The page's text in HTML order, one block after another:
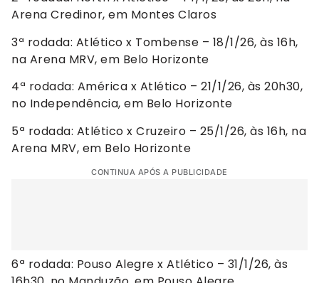
Arena Credinor, em Montes Claros
3ª rodada: Atlético x Tombense – 18/1/26, às 16h,
na Arena MRV, em Belo Horizonte
4ª rodada: América x Atlético – 21/1/26, às 20h30,
no Independência, em Belo Horizonte
5ª rodada: Atlético x Cruzeiro – 25/1/26, às 16h, na
Arena MRV, em Belo Horizonte
CONTINUA APÓS A PUBLICIDADE
6ª rodada: Pouso Alegre x Atlético – 31/1/26, às